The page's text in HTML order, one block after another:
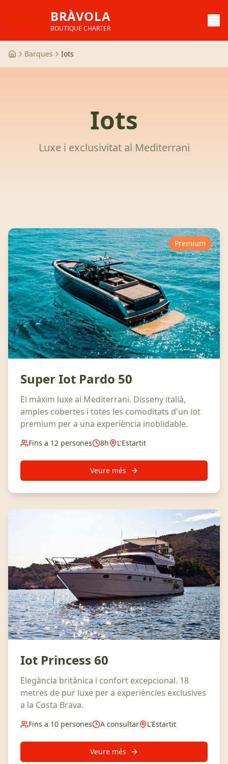
BRÀVOLA
BOUTIQUE CHARTER
Barques Iots
Iots
Luxe i exclusivitat al Mediterrani
Premium
Super Iot Pardo 50
El màxim luxe al Mediterrani. Disseny italià,
amples cobertes i totes les comoditats d'un iot
premium per a una experiència inoblidable.
Fins a 12 persones 8h L'Estartit
Veure més
Iot Princess 60
Elegància britànica i confort excepcional. 18
metres de pur luxe per a experiències exclusives
a la Costa Brava.
Fins a 10 persones A consultar L'Estartit
Veure més